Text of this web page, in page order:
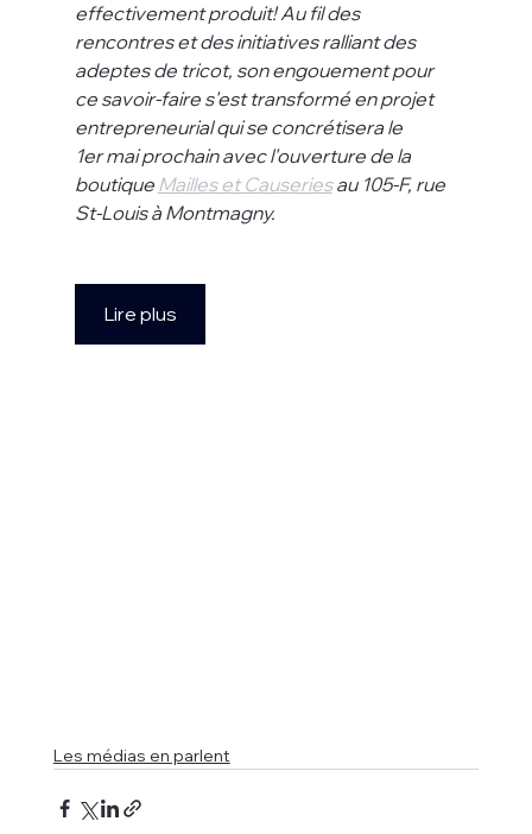
effectivement produit! Au fil des
rencontres et des initiatives ralliant des
adeptes de tricot, son engouement pour
ce savoir-faire s'est transformé en projet
entrepreneurial qui se concrétisera le
1er mai prochain avec l'ouverture de la
boutique Mailles et Causeries au 105-F, rue
St-Louis à Montmagny.
Lire plus
Les médias en parlent